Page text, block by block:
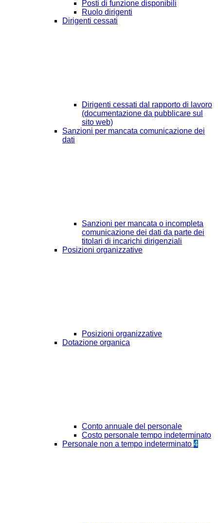
Posti di funzione disponibili
Ruolo dirigenti
Dirigenti cessati
Dirigenti cessati dal rapporto di lavoro
(documentazione da pubblicare sul
sito web)
Sanzioni per mancata comunicazione dei
dati
Sanzioni per mancata o incompleta
comunicazione dei dati da parte dei
titolari di incarichi dirigenziali
Posizioni organizzative
Posizioni organizzative
Dotazione organica
Conto annuale del personale
Costo personale tempo indeterminato
Personale non a tempo indeterminato 4